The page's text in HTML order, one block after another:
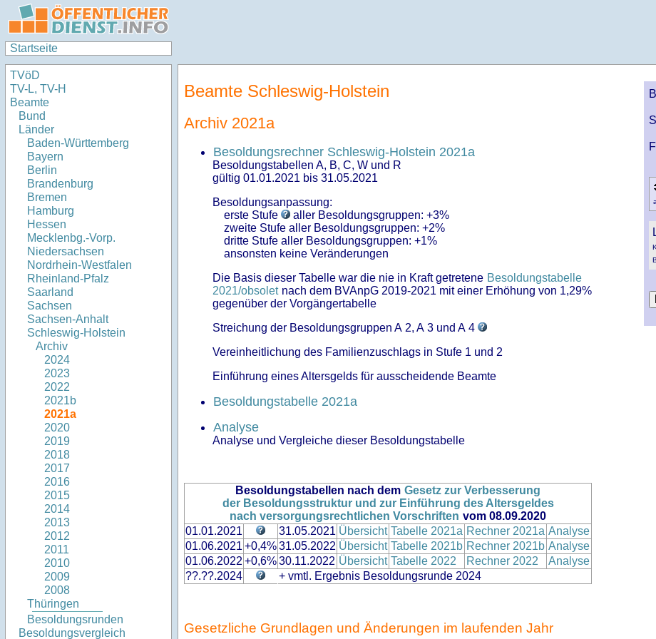
Startseite
TVöD
TV-L, TV-H
Beamte
Bund
Länder
Baden-Württemberg
Bayern
Berlin
Brandenburg
Bremen
Hamburg
Hessen
Mecklenbg.-Vorp.
Niedersachsen
Nordrhein-Westfalen
Rheinland-Pfalz
Saarland
Sachsen
Sachsen-Anhalt
Schleswig-Holstein
Archiv
2024
2023
2022
2021b
2021a
2020
2019
2018
2017
2016
2015
2014
2013
2012
2011
2010
2009
2008
Thüringen
Besoldungsrunden
Besoldungsvergleich
Beamte Schleswig-Holstein
Archiv 2021a
Besoldungsrechner Schleswig-Holstein 2021a
Besoldungstabellen A, B, C, W und R
gültig 01.01.2021 bis 31.05.2021
Besoldungsanpassung:
erste Stufe
aller Besoldungsgruppen: +3%
zweite Stufe aller Besoldungsgruppen: +2%
dritte Stufe aller Besoldungsgruppen: +1%
ansonsten keine Veränderungen
Die Basis dieser Tabelle war die nie in Kraft getretene Besoldungstabelle
2021/obsolet nach dem BVAnpG 2019-2021 mit einer Erhöhung von 1,29%
gegenüber der Vorgängertabelle
Streichung der Besoldungsgruppen A 2, A 3 und A 4
Vereinheitlichung des Familienzuschlags in Stufe 1 und 2
Einführung eines Altersgelds für ausscheidende Beamte
Besoldungstabelle 2021a
Analyse
Analyse und Vergleiche dieser Besoldungstabelle
Besoldungstabellen nach dem Gesetz zur Verbesserung
der Besoldungsstruktur und zur Einführung des Altersgeldes
nach versorgungsrechtlichen Vorschriften vom 08.09.2020
01.01.2021
31.05.2021 Übersicht Tabelle 2021a Rechner 2021a Analyse
01.06.2021 +0,4%31.05.2022 Übersicht Tabelle 2021b Rechner 2021b Analyse
01.06.2022 +0,6%30.11.2022 Übersicht Tabelle 2022 Rechner 2022
Analyse
??.??.2024
+ vmtl. Ergebnis Besoldungsrunde 2024
Gesetzliche Grundlagen und Änderungen im laufenden Jahr